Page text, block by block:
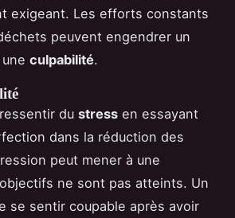
exigeant. Les efforts constants
peuvent engendrer un
culpabilité.
du stress en essayant
dans la réduction des
peut mener à une
ne sont pas atteints. Un
se sentir coupable après avoir